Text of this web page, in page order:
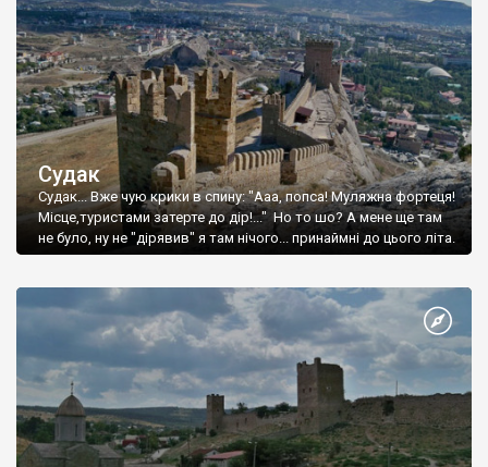
Судак
Судак... Вже чую крики в спину: "Ааа, попса! Муляжна фортеця!
Місце,туристами затерте до дір!..." Но то шо? А мене ще там
не було, ну не "дірявив" я там нічого... принаймні до цього літа.